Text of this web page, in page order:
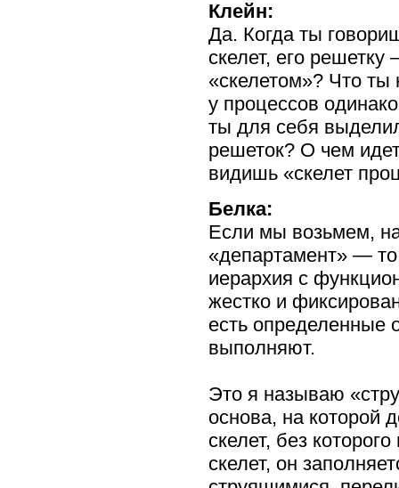
Клейн:
Да. Когда ты
скелет, его
«скелетом»? Что
у процессов
ты для себя
решеток? О чем
видишь «скелет
Белка:
Если мы возьмем,
«департамент» — то
иерархия с
жестко и
есть определенные
выполняют.
Это я называю
основа, на которой
скелет, без
скелет, он